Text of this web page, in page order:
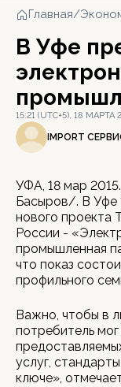
Главная/
В Уфе
15:21 (UTC+5), 18 МАРТА
IMPORT
УФА, 18 мар
Басыров/. В Уфе
нового проекта
России -
промышленная
что показ
профильного
Важно, чтобы в
потребитель
услуг,
ключе»,